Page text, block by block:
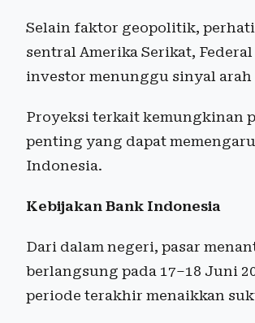
Selain faktor geopolitik,
sentral Amerika Serikat,
investor menunggu sinyal arah
Proyeksi terkait kemungkinan
penting yang dapat
Indonesia.
Kebijakan Bank Indonesia
Dari dalam negeri, pasar
berlangsung pada 17–18 Juni
periode terakhir menaikkan